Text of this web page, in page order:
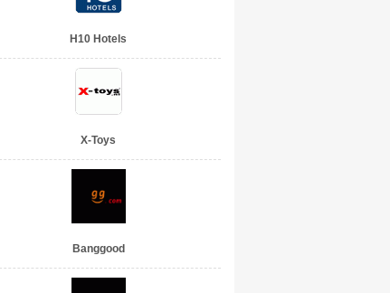
H10 Hotels
X-Toys
Banggood